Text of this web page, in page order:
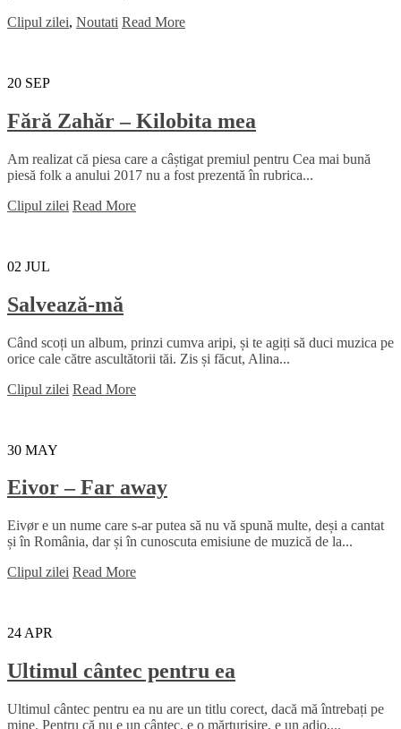
Clipul zilei, Noutati Read More
20 SEP
Fără Zahăr – Kilobita mea
Am realizat că piesa care a câștigat premiul pentru Cea mai bună
piesă folk a anului 2017 nu a fost prezentă în rubrica...
Clipul zilei Read More
02 JUL
Salvează-mă
Când scoți un album, prinzi cumva aripi, și te agiți să duci muzica pe
orice cale către ascultătorii tăi. Zis și făcut, Alina...
Clipul zilei Read More
30 MAY
Eivor – Far away
Eivør e un nume care s-ar putea să nu vă spună multe, deși a cantat
și în România, dar și în cunoscuta emisiune de muzică de la...
Clipul zilei Read More
24 APR
Ultimul cântec pentru ea
Ultimul cântec pentru ea nu are un titlu corect, dacă mă întrebați pe
mine. Pentru că nu e un cântec, e o mărturisire, e un adio,...